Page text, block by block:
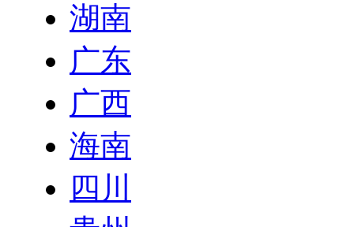
湖南
广东
广西
海南
四川